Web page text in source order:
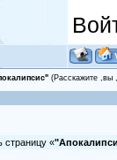
(Расскажите ,вы
страницу «